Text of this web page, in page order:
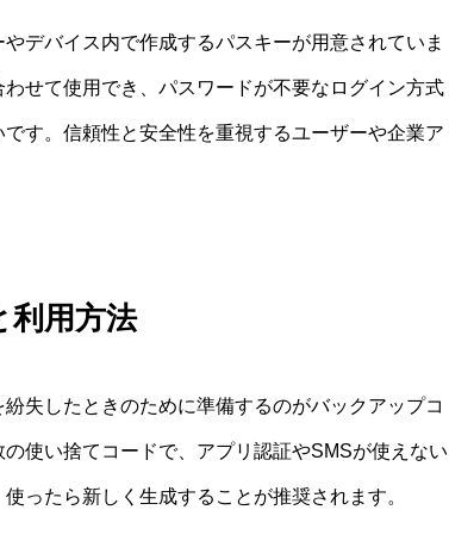
デバイス内で作成するパスキーが用意されていま
せて使用でき、パスワードが不要なログイン方式
す。信頼性と安全性を重視するユーザーや企業ア
利用方法
失したときのために準備するのがバックアップコ
使い捨てコードで、アプリ認証やSMSが使えない
ったら新しく生成することが推奨されます。